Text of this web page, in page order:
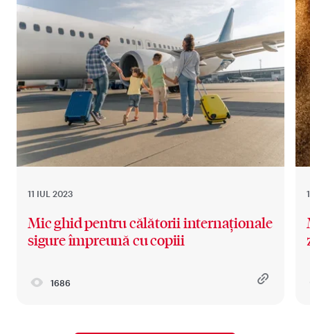
11 IUL 2023
Mic ghid pentru călătorii internaționale
sigure împreună cu copiii
1686